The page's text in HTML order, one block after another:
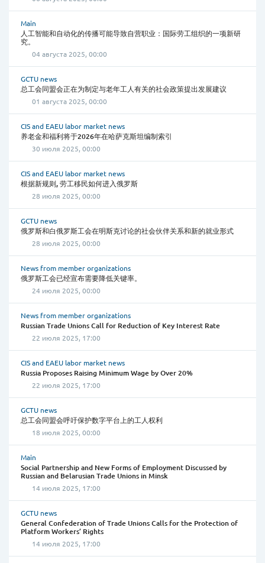
Main
人工智能和自动化的传播可能导致自营职业：国际劳工组织的一项新研
究。
04 августа 2025, 00:00
GCTU news
总工会同盟会正在为制定与老年工人有关的社会政策提出发展建议
01 августа 2025, 00:00
CIS and EAEU labor market news
养老金和福利将于2026年在哈萨克斯坦编制索引
30 июля 2025, 00:00
CIS and EAEU labor market news
根据新规则, 劳工移民如何进入俄罗斯
28 июля 2025, 00:00
GCTU news
俄罗斯和白俄罗斯工会在明斯克讨论的社会伙伴关系和新的就业形式
28 июля 2025, 00:00
News from member organizations
俄罗斯工会已经宣布需要降低关键率。
24 июля 2025, 00:00
News from member organizations
Russian Trade Unions Call for Reduction of Key Interest Rate
22 июля 2025, 17:00
CIS and EAEU labor market news
Russia Proposes Raising Minimum Wage by Over 20%
22 июля 2025, 17:00
GCTU news
总工会同盟会呼吁保护数字平台上的工人权利
18 июля 2025, 00:00
Main
Social Partnership and New Forms of Employment Discussed by
Russian and Belarusian Trade Unions in Minsk
14 июля 2025, 17:00
GCTU news
General Confederation of Trade Unions Calls for the Protection of
Platform Workers’ Rights
14 июля 2025, 17:00